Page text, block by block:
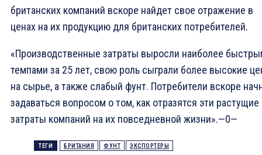
британских компаний вскоре найдет свое отражение в
ценах на их продукцию для британских потребителей.
«Производственные затраты выросли наиболее
темпами за 25 лет, свою роль сыграли более высокие
на сырье, а также слабый фунт. Потребители вскоре
задаваться вопросом о том, как отразятся эти растущие
затраты компаний на их повседневной жизни».—0—
ТЕГИ БРИТАНИЯ ФУНТ ЭКСПОРТЕРЫ